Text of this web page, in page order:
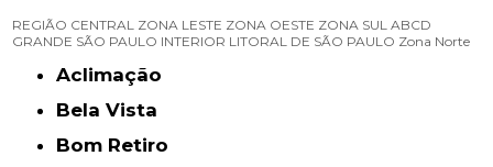
REGIÃO CENTRAL ZONA LESTE ZONA OESTE ZONA SUL ABCD
GRANDE SÃO PAULO INTERIOR LITORAL DE SÃO PAULO Zona Norte
Aclimação
Bela Vista
Bom Retiro